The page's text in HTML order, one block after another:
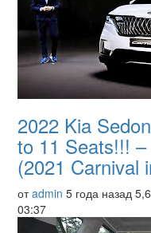
2022 Kia
to 11 Seats!!!
(2021 Carnival
отadmin 5 года назад
03:37